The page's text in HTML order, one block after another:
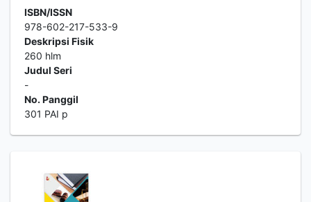
ISBN/ISSN
978-602-217-533-9
Deskripsi Fisik
260 hlm
Judul Seri
-
No. Panggil
301 PAI p